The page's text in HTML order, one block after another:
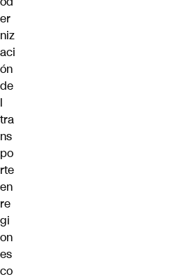
er
niz
aci
ón
de
l
tra
ns
po
rte
en
re
gi
on
es
co